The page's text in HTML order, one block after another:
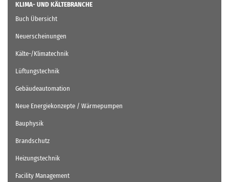
KLIMA- UND KÄLTEBRANCHE
Buch Übersicht
Neuerscheinungen
Kälte-/Klimatechnik
Lüftungstechnik
Gebäudeautomation
Neue Energiekonzepte / Wärmepumpen
Bauphysik
Brandschutz
Heizungstechnik
Facility Management